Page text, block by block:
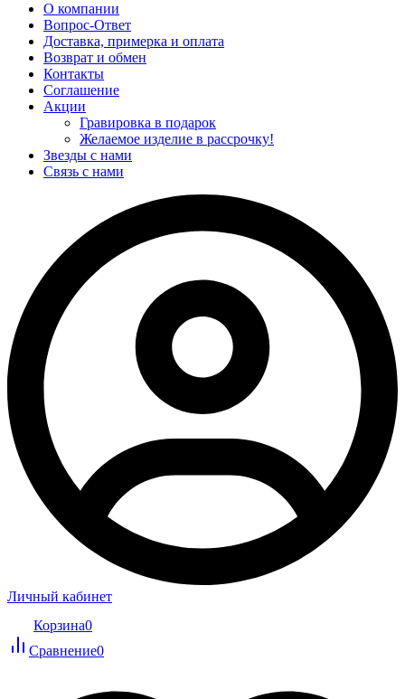
О компании
Вопрос-Ответ
Доставка, примерка и оплата
Возврат и обмен
Контакты
Соглашение
Акции
Гравировка в подарок
Желаемое изделие в рассрочку!
Звезды с нами
Связь с нами
Личный кабинет
Корзина0
Сравнение0